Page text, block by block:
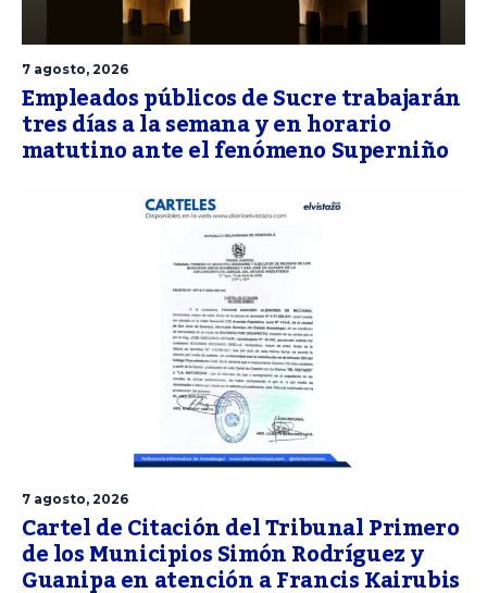
7 agosto, 2026
Empleados públicos de Sucre trabajarán
tres días a la semana y en horario
matutino ante el fenómeno Superniño
7 agosto, 2026
Cartel de Citación del Tribunal Primero
de los Municipios Simón Rodríguez y
Guanipa en atención a Francis Kairubis